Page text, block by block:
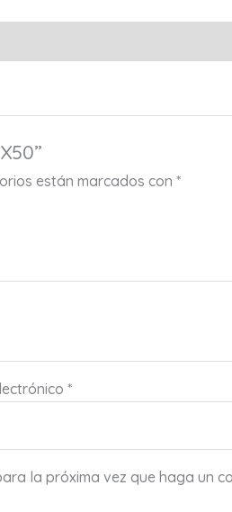
están marcados con*
*
la próxima vez que haga un